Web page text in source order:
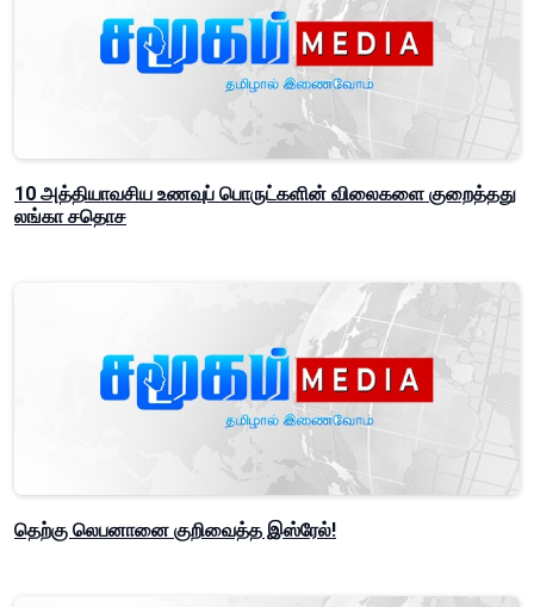
10 அத்தியாவசிய உணவுப் பொருட்களின் விலைகளை குறைத்தது
லங்கா சதொச
தெற்கு லெபனானை குறிவைத்த இஸ்ரேல்!